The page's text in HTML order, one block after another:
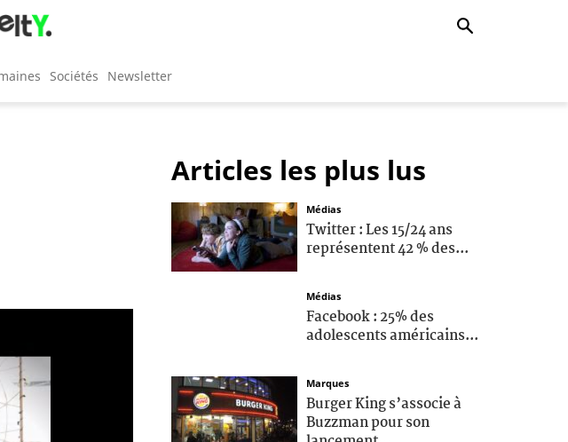
Sociétés Newsletter
Articles les plus lus
Médias
Twitter : Les 15/24 ans
représentent 42 % des...
Médias
Facebook : 25% des
adolescents américains...
Marques
Burger King s’associe à
Buzzman pour son